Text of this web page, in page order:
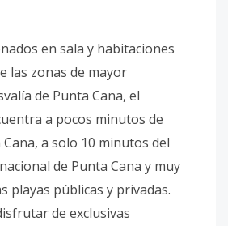
en sala y habitaciones
las zonas de mayor
de Punta Cana, el
a pocos minutos de
a solo 10 minutos del
de Punta Cana y muy
playas públicas y privadas.
de exclusivas